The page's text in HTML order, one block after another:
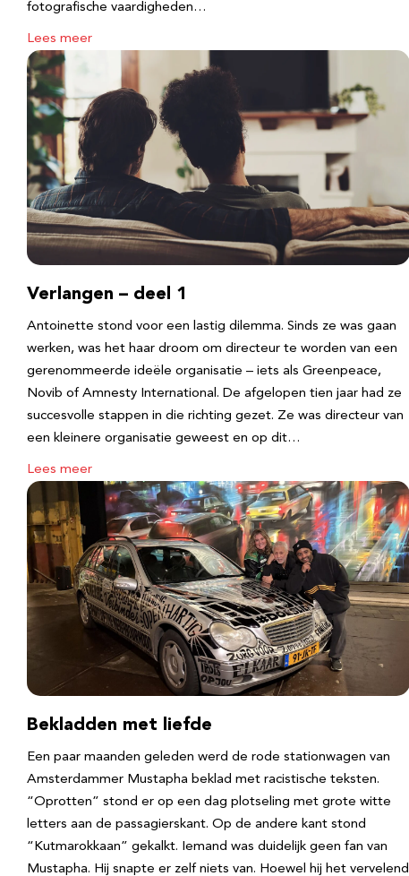
fotografische vaardigheden…
Lees meer
Verlangen – deel 1
Antoinette stond voor een lastig dilemma. Sinds ze was gaan
werken, was het haar droom om directeur te worden van een
gerenommeerde ideële organisatie – iets als Greenpeace,
Novib of Amnesty International. De afgelopen tien jaar had ze
succesvolle stappen in die richting gezet. Ze was directeur van
een kleinere organisatie geweest en op dit…
Lees meer
Bekladden met liefde
Een paar maanden geleden werd de rode stationwagen van
Amsterdammer Mustapha beklad met racistische teksten.
“Oprotten” stond er op een dag plotseling met grote witte
letters aan de passagierskant. Op de andere kant stond
“Kutmarokkaan” gekalkt. Iemand was duidelijk geen fan van
Mustapha. Hij snapte er zelf niets van. Hoewel hij het vervelend